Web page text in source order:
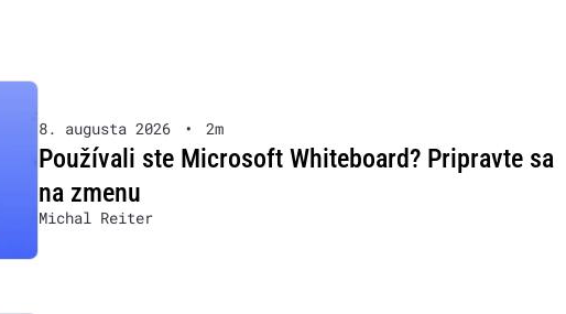
8. augusta 2026 • 2m
Používali ste Microsoft Whiteboard? Pripravte sa
na zmenu
Michal Reiter